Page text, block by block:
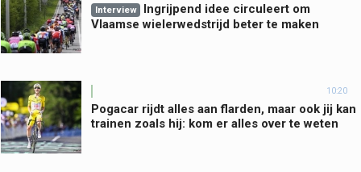
Interview
Ingrijpend idee circuleert om
Vlaamse wielerwedstrijd beter te maken
10:20
Pogacar rijdt alles aan flarden, maar ook jij kan
trainen zoals hij: kom er alles over te weten